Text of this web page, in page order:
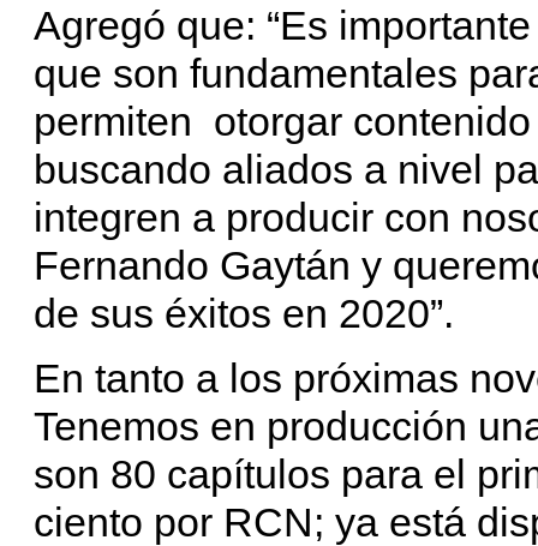
Agregó que: “Es
que son fundamentales
permiten otorgar
buscando aliados a nivel
integren a producir con
Fernando Gaytán y
de sus éxitos en 2020”.
En tanto a los próximas
Tenemos en producción
son 80 capítulos para el
ciento por RCN; ya está